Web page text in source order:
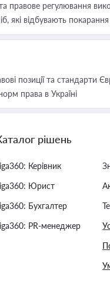
правове регулювання
які відбувають покарання
позиції та стандарти
права в Україні
рішень
Керівник
Юрист
Бухгалтер
PR-менеджер